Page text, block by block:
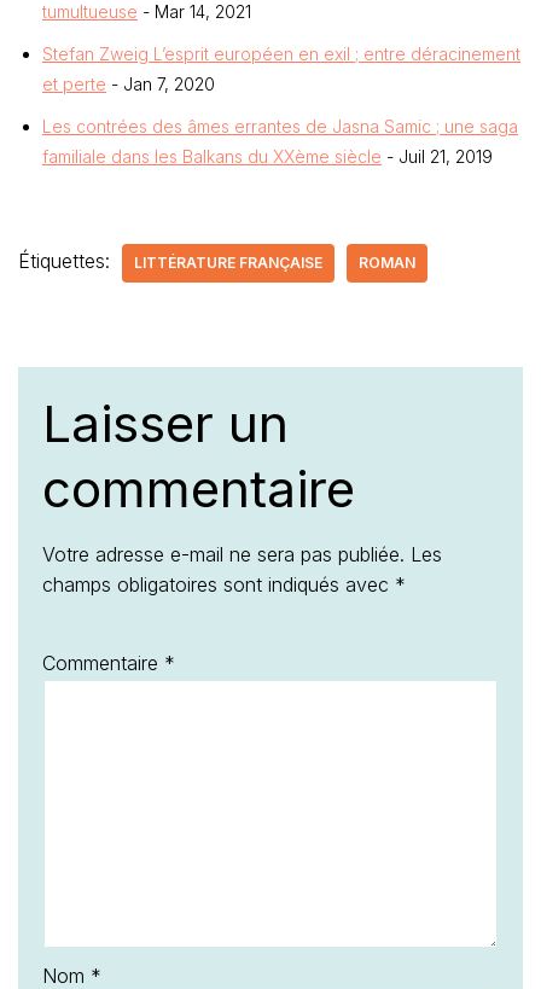
tumultueuse - Mar 14, 2021
Stefan Zweig L’esprit européen en exil ; entre déracinement
et perte - Jan 7, 2020
Les contrées des âmes errantes de Jasna Samic ; une saga
familiale dans les Balkans du XXème siècle - Juil 21, 2019
Étiquettes: LITTÉRATURE FRANÇAISE ROMAN
Laisser un
commentaire
Votre adresse e-mail ne sera pas publiée. Les
champs obligatoires sont indiqués avec *
Commentaire *
Nom *